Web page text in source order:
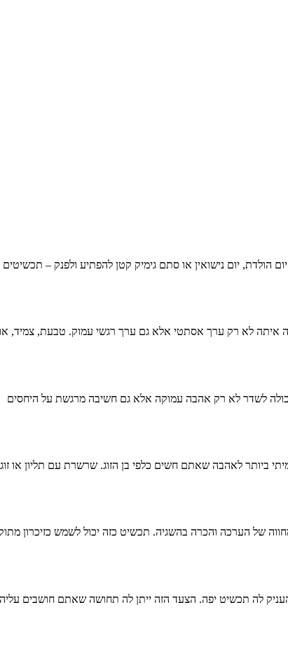
הולדת, יום נישואין או סתם גימיק קטן להפתיע ולפנק – תכשיטים
איתה לא רק ערך אסתטי אלא גם ערך רגשי עמוק. טבעת, צמיד,
לשדר לא רק אהבה עמוקה אלא גם חשיבה מרגשת על היחסים
ביותר לאהבה שאתם חשים כלפי בן הזוג. שרשרת עם תליון או זוג
של הערכה והכרה בהשגיה. תכשיט כזה יכול לשמש כזיכרון
לה תכשיט יפה. הצעד הזה ייתן לה תחושה שאתם חושבים עליה